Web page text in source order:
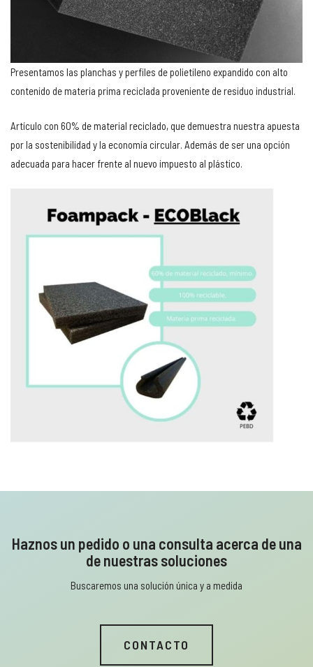
Presentamos las planchas y perfiles de polietileno expandido con alto
contenido de materia prima reciclada proveniente de residuo industrial.
Artículo con 60% de material reciclado, que demuestra nuestra apuesta
por la sostenibilidad y la economía circular. Además de ser una opción
adecuada para hacer frente al nuevo impuesto al plástico.
Haznos un pedido o una consulta acerca de una
de nuestras soluciones
Buscaremos una solución única y a medida
CONTACTO